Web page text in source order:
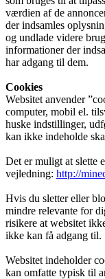
værdien af de
der indsamles
og undlade videre
informationer der
har adgang til dem.
Cookies
Websitet anvender
computer, mobil el.
huske indstillinger,
kan ikke indeholde
Det er muligt at slette
vejledning: http://
Hvis du sletter eller
mindre relevante for
risikere at websitet
ikke kan få adgang til.
Websitet indeholder
kan omfatte typisk til